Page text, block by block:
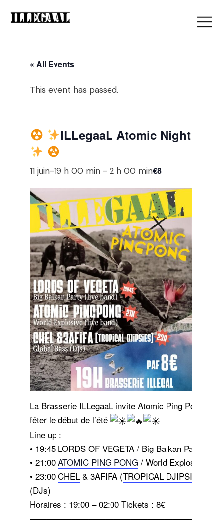
« All Events
This event has passed.
ILLegaaL Atomic Night
11 juin-19 h 00 min -2 h 00 min€8
La Brasserie ILLegaaL invite Atomic Ping Pong à
fêter le début de l’été
Line up :
•⁠ 19:45 ⁠LORDS OF VEGETA / Big Balkan Party
•⁠ ⁠21:00ATOMIC PING PONG / World Explosive
•⁠ ⁠23:00CHEL & 3AFIFA (TROPICAL DJIPSIES
(DJs)
Horaires : 19:00 – 02:00 Tickets : 8€
——————————————————————